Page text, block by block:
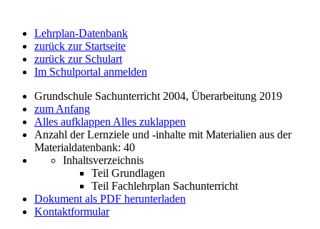
Lehrplan-Datenbank
zurück zur Startseite
zurück zur Schulart
Im Schulportal anmelden
Grundschule Sachunterricht 2004, Überarbeitung 2019
zum Anfang
Alles aufklappen Alles zuklappen
Anzahl der Lernziele und -inhalte mit Materialien aus der
Materialdatenbank: 40
Inhaltsverzeichnis
Teil Grundlagen
Teil Fachlehrplan Sachunterricht
Dokument als PDF herunterladen
Kontaktformular